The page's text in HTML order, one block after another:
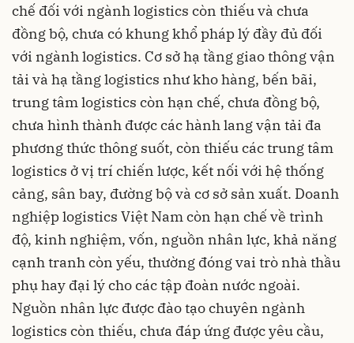
chế đối với ngành logistics còn thiếu và chưa
đồng bộ, chưa có khung khổ pháp lý đầy đủ đối
với ngành logistics. Cơ sở hạ tầng giao thông vận
tải và hạ tầng logistics như kho hàng, bến bãi,
trung tâm logistics còn hạn chế, chưa đồng bộ,
chưa hình thành được các hành lang vận tải đa
phương thức thông suốt, còn thiếu các trung tâm
logistics ở vị trí chiến lược, kết nối với hệ thống
cảng, sân bay, đường bộ và cơ sở sản xuất. Doanh
nghiệp logistics Việt Nam còn hạn chế về trình
độ, kinh nghiệm, vốn, nguồn nhân lực, khả năng
cạnh tranh còn yếu, thường đóng vai trò nhà thầu
phụ hay đại lý cho các tập đoàn nước ngoài.
Nguồn nhân lực được đào tạo chuyên ngành
logistics còn thiếu, chưa đáp ứng được yêu cầu,